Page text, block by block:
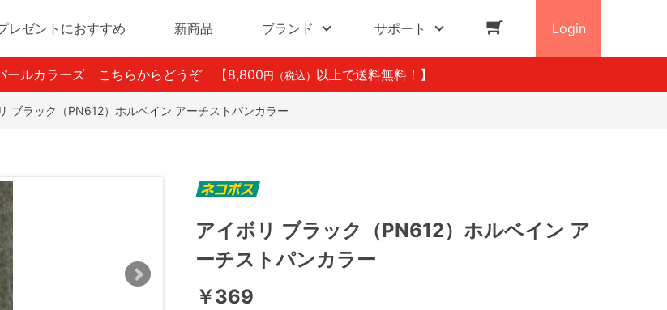
レゼントにおすすめ 新商品 ブランド サポート Login
ールカラーズ こちらからどうぞ 【8,800 円（税込） 以上で送料無料！】
ブラック（PN612）ホルベイン アーチストパンカラー
アイボリ ブラック（PN612）ホルベイン ア
ーチストパンカラー
￥369